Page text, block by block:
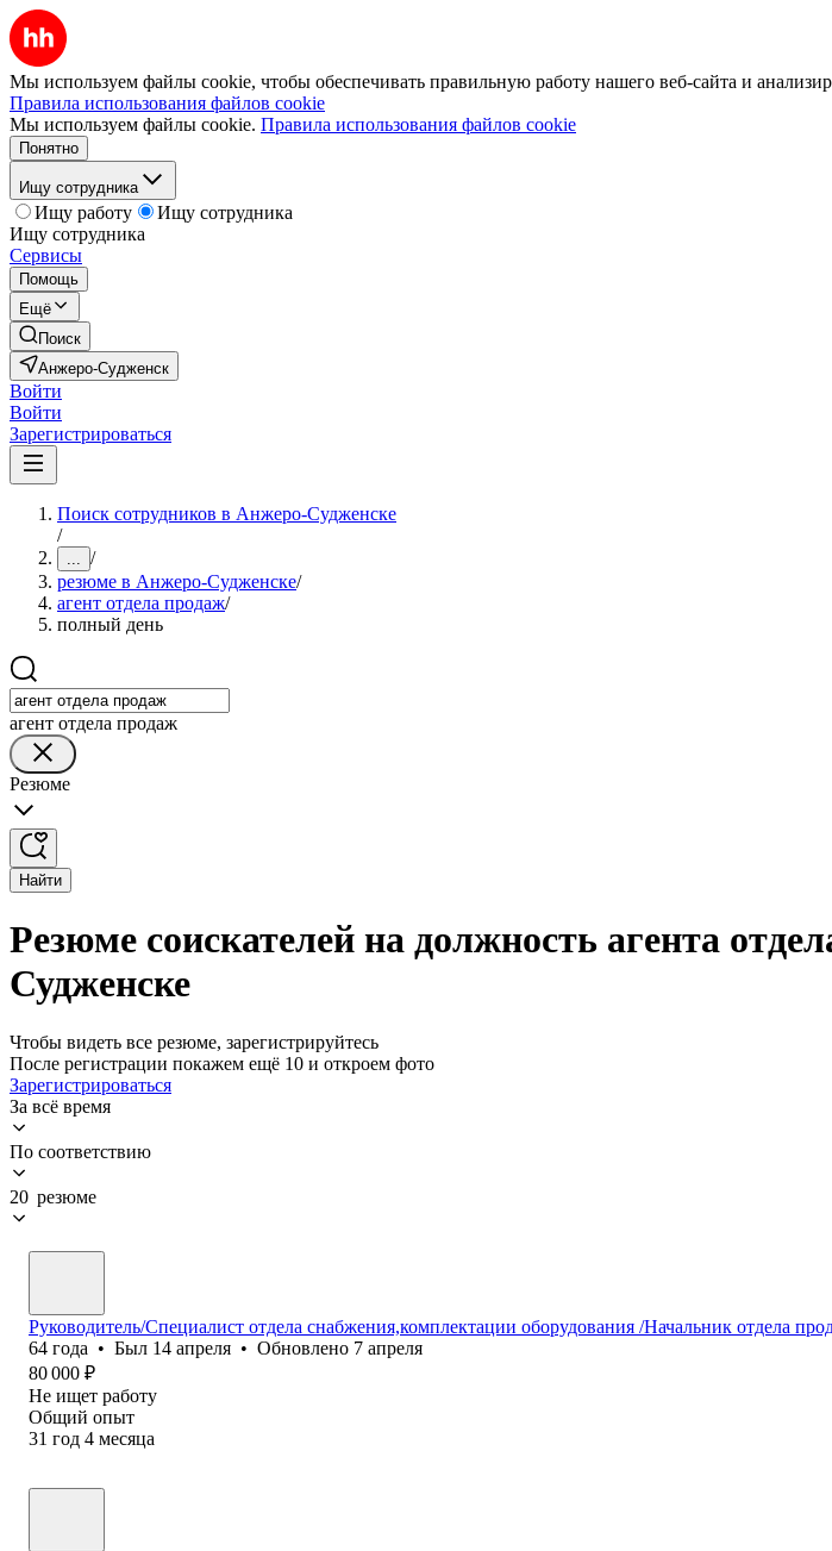
Мы используем файлы cookie, чтобы обеспечивать правильную работу нашего веб-сайта и
Правила использования файлов cookie
Мы используем файлы cookie. Правила использования файлов cookie
Понятно
Ищу сотрудника
Ищу работу
Ищу сотрудника
Ищу сотрудника
Сервисы
Помощь
Ещё
Поиск
Анжеро-Судженск
Войти
Войти
Зарегистрироваться
Поиск сотрудников в Анжеро-Судженске
/
... /
резюме в Анжеро-Судженске/
агент отдела продаж/
полный день
агент отдела продаж
Резюме
Найти
Резюме соискателей на должность агента
Судженске
Чтобы видеть все резюме, зарегистрируйтесь
После регистрации покажем ещё 10 и откроем фото
Зарегистрироваться
За всё время
По соответствию
20 резюме
Руководитель/Специалист отдела снабжения,комплектации оборудования /Начальник отдела
64 года • Был 14 апреля • Обновлено 7 апреля
80 000 ₽
Не ищет работу
Общий опыт
31 год 4 месяца